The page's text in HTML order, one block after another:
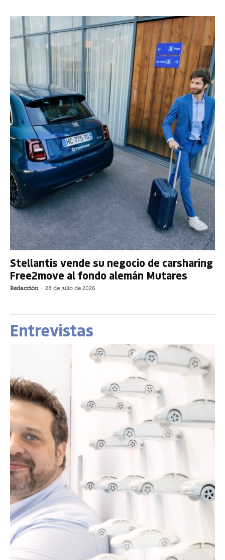
Stellantis vende su negocio de carsharing
Free2move al fondo alemán Mutares
Redacción - 28 de julio de 2026
Entrevistas